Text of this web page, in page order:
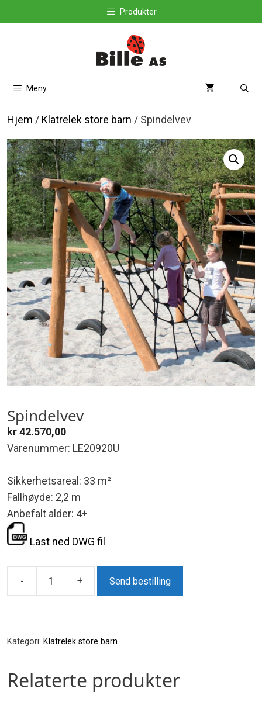
til
Produkter
Meny
Hjem / Klatrelek store barn / Spindelvev
Spindelvev
kr42.570,00
Varenummer: LE20920U
Sikkerhetsareal: 33 m²
Fallhøyde: 2,2 m
Anbefalt alder: 4+
Last ned DWG fil
-
Spindelvev
+ Send bestilling
Kategori: Klatrelek store barn
Relaterte produkter